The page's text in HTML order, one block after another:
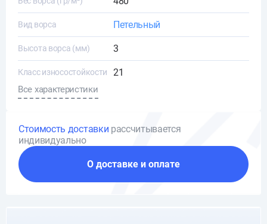
Вид ворса Петельный
Высота ворса (мм) 3
Класс износостойкости 21
Все характеристики
Стоимость доставки рассчитывается
индивидуально
О доставке и оплате